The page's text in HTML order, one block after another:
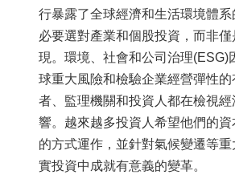
行暴露了全球經濟和生活環境體
必要選對產業和個股投資，而非
現。環境、社會和公司治理(ESG)
球重大風險和檢驗企業經營彈性
者、監理機關和投資人都在檢視
響。越來越多投資人希望他們的
的方式運作，並針對氣候變遷等
實投資中成就有意義的變革。